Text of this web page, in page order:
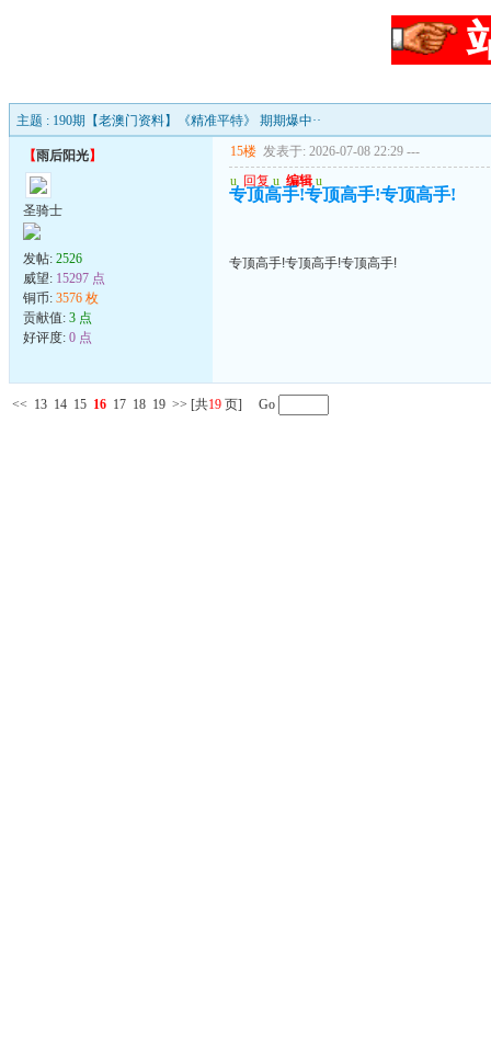
主题 : 190期【老澳门资料】《精准平特》 期期爆中··
【雨后阳光】
圣骑士
发帖: 2526
威望: 15297 点
铜币: 3576 枚
贡献值: 3 点
好评度: 0 点
15楼 发表于: 2026-07-08 22:29 ---
u 回复 u 编辑 u
专顶高手!专顶高手!专顶高手!
专顶高手!专顶高手!专顶高手!
<< 13 14 15 16 17 18 19 >> [共19 页] Go